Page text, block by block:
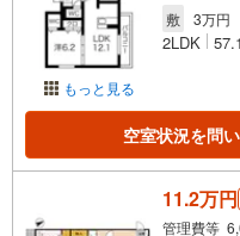
もっと見る
敷
3万円
2LDK
空室状況を問
11.2万円
管理費等